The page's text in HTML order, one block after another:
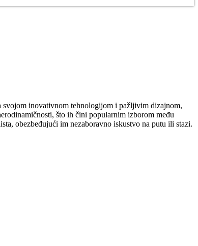
inovativnom tehnologijom i pažljivim dizajnom,
što ih čini popularnim izborom među
obezbeđujući im nezaboravno iskustvo na putu ili stazi.